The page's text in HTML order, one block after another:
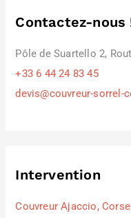
Contactez-nous
Pôle de Suartello 2,
+33 6 44 24 83 45
devis@couvreur-sorrel-
Intervention
Couvreur Ajaccio, Corse